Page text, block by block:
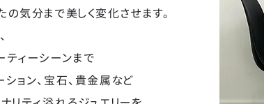
気分まで美しく変化させます。
ティーシーンまで
ョン、宝石、貴金属など